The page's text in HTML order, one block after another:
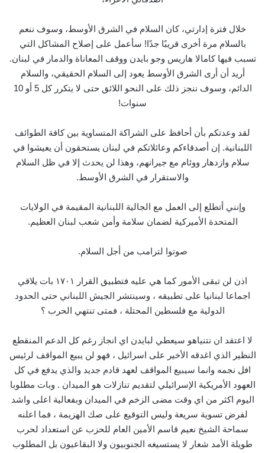
خلال فترة إدارتي، كان السلام في الشرق الأوسط، وسوف ننعم
بالسلام مرة أخرى قريبًا جدًا! سأعمل على إصلاح المشاكل التي
تسبب فيها كامالا هاريس وجو بايدن ووقف المعاناة والدمار في لبنان.
أريد أن أرى الشرق الأوسط يعود إلى السلام الحقيقي، والسلام
الدائم، وسوف ننجز ذلك على النحو اللائق حتى لا يتكرر كل 5 أو 10
سنوات!
لقد وعدتكم بأن أحافظ على الشراكة المتساوية بين كافة الطوائف
اللبنانية. إن أصدقاءكم وعائلاتكم في لبنان يستحقون أن يعيشوا في
سلام وازدهار ووئام مع جيرانهم، وهذا لن يحدث إلا في ظل السلام
والاستقرار في الشرق الأوسط.
وإنني أتطلع إلى العمل مع الجالية اللبنانية المقيمة في الولايات
المتحدة الأميركية لضمان سلامة وأمن شعب لبنان العظيم.
صوتوا لترامب من أجل السلام.
اذن لن تبقى الأمور كما هي عليه فتطبيق القرار ١٧٠١ بات يلاقي
اجماعا لبنانيا على تطبيقه ، وسينتشر الجيش اللبناني حتى الحدود
الدولية مع فلسطين المحتلة ، فمتى تنتهي الحرب ؟
لا اعتقد ان نتنياهو سيعطي لبايدن اي انجاز رغم كل الدعم المنقطع
النظير الذي اغدقه الأخير على اسرائيل ، فهو لن يبيع المواقف لرئيس
افل نجمه وانما سيبيع المواقف لعهد قادم جديد والذي يدفع في كل
العهود الأمريكية الإسرائيلي لتقديم تنازلات هو الميدان . وبات مطلوبا
اليوم اكثر من اي وقت مضى الزخم في الميدان وبفعالية اعلى واشد
لفرض تسوية سريعة وليس التوقيع على صك الهزيمة ، فما اعلنه
سماحة الشيخ نعيم قاسم الأمين العام للحزب عن استعداد لحرب
طويلة الأمد شعار لا يستسيغه الجنوبيون ولا البقاعيون بل المطلوب